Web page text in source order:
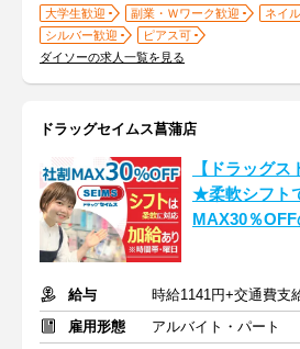
大学生歓迎 副業・Ｗワーク歓迎
ネイ
シルバー歓迎
ピアス可
ダイソーの求人一覧を見る
ドラッグセイムス菖蒲店
【ドラッグ
★柔軟シフト
MAX30％
給与
時給1141円+交通費支
雇用形態
アルバイト・パート